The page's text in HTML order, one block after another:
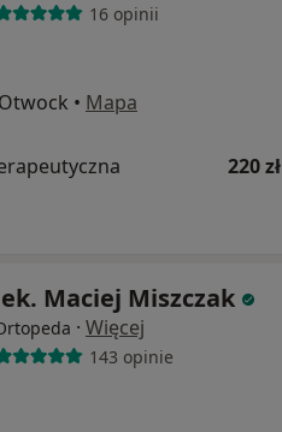
16 opinii
• Mapa
220 zł
Maciej Miszczak
· Więcej
143 opinie